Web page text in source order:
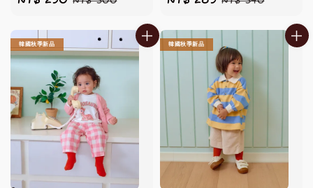
韓國秋季新品 韓國秋季新品